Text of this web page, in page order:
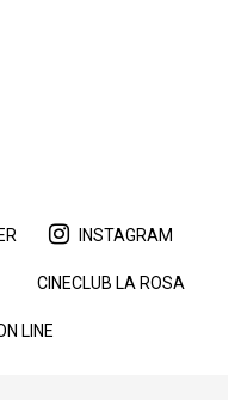
INSTAGRAM
CINECLUB LA ROSA
LINE